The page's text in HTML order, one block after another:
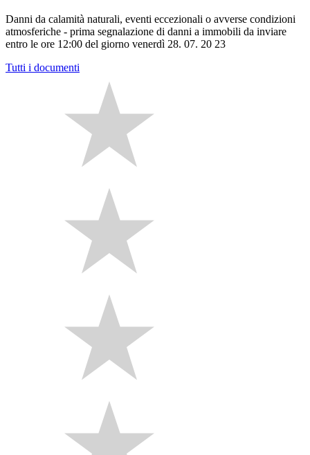
Danni da calamità naturali, eventi eccezionali o avverse condizioni
atmosferiche - prima segnalazione di danni a immobili da inviare
entro le ore 12:00 del giorno venerdì 28. 07. 20 23
Tutti i documenti